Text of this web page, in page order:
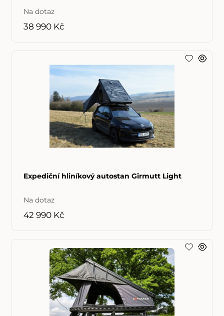
Na dotaz
38 990 Kč
Expediční hliníkový autostan Girmutt Light
Na dotaz
42 990 Kč